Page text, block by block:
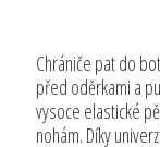
Chrániče pat do
před oděrkami a
vysoce elastické
nohám. Díky